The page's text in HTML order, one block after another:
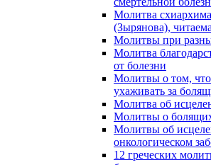
Молитва
(Зырянова),
Молитвы при
Молитва
от болезни
Молитвы о том,
ухаживать за
Молитва об
Молитвы о
Молитвы об
онкологическом
12 греческих